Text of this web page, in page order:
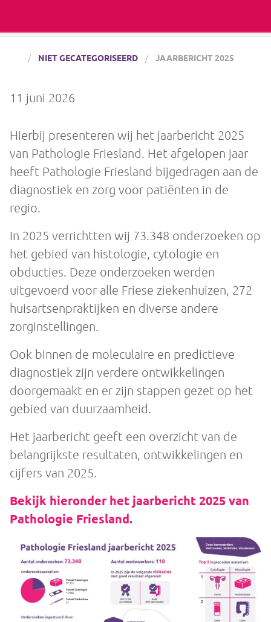
NIET GECATEGORISEERD JAARBERICHT 2025
11 juni 2026
Hierbij presenteren wij het jaarbericht 2025
van Pathologie Friesland. Het afgelopen jaar
heeft Pathologie Friesland bijgedragen aan de
diagnostiek en zorg voor patiënten in de
regio.
In 2025 verrichtten wij 73.348 onderzoeken op
het gebied van histologie, cytologie en
obducties. Deze onderzoeken werden
uitgevoerd voor alle Friese ziekenhuizen, 272
huisartsenpraktijken en diverse andere
zorginstellingen.
Ook binnen de moleculaire en predictieve
diagnostiek zijn verdere ontwikkelingen
doorgemaakt en er zijn stappen gezet op het
gebied van duurzaamheid.
Het jaarbericht geeft een overzicht van de
belangrijkste resultaten, ontwikkelingen en
cijfers van 2025.
Bekijk hieronder het jaarbericht 2025 van
Pathologie Friesland.